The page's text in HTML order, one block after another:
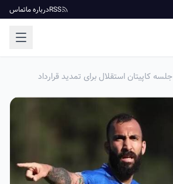
RSSدرباره ماتماس
جلسه کاپیتان استقلال برای تمدید قرارداد